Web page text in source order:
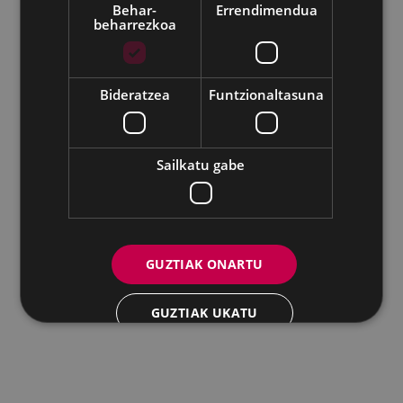
Udalaren sare sozial guztiak
Eibarko Andretxea - Isasi kalea, 11 | 20600 Eibar
Andretxea: 943 54 39 38Berdintasuna: 943 70 84 40
andretxea@eibar.eus
berdintasuna@eibar.eus
IFZ: P2003100A | DIR3 L01200300
Behar-
beharrezkoa
Errendimendua
Bideratzea Funtzionaltasuna
Sailkatu gabe
GUZTIAK ONARTU
GUZTIAK UKATU